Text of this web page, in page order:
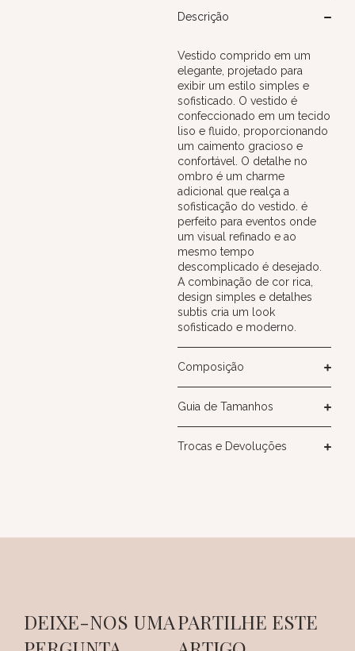
Descrição
Vestido comprido em um
elegante, projetado para
exibir um estilo simples e
sofisticado. O vestido é
confeccionado em um tecido
liso e fluido, proporcionando
um caimento gracioso e
confortável. O detalhe no
ombro é um charme
adicional que realça a
sofisticação do vestido. é
perfeito para eventos onde
um visual refinado e ao
mesmo tempo
descomplicado é desejado.
A combinação de cor rica,
design simples e detalhes
subtis cria um look
sofisticado e moderno.
Composição
Guia de Tamanhos
Trocas e Devoluções
DEIXE-NOS UMAPARTILHE ESTE